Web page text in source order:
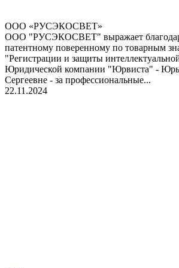
ООО «РУСЭКОСВЕТ»
ООО "РУСЭКОСВЕТ" выражает
патентному поверенному по товарным
"Регистрации и защиты
Юридической компании "Юрвиста" -
Сергеевне - за профессиональные...
22.11.2024